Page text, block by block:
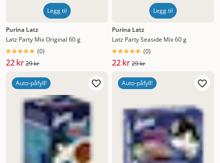
Legg til
Purina Latz
Latz Party Mix Original 60 g
(0)
22 kr 29 kr
Legg til
Purina Latz
Latz Party Seaside Mix 60 g
(0)
22 kr 29 kr
Auto-påfyll! Auto-påfyll!